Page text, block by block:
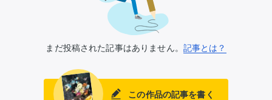
まだ投稿された記事はありません。 記事とは？
この作品の記事を書く